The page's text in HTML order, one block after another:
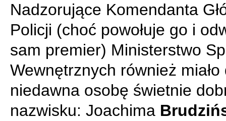
Nadzorujące Komendanta
Policji (choć powołuje go i
sam premier) Ministerstwo
Wewnętrznych również miało
niedawna osobę świetnie
nazwisku: Joachima